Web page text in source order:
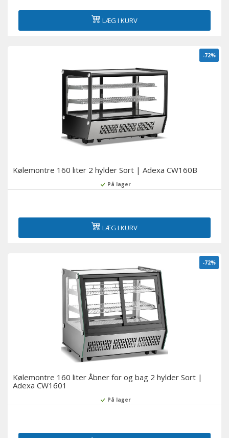
LÆG I KURV
-72%
Kølemontre 160 liter 2 hylder Sort | Adexa CW160B
På lager
LÆG I KURV
-72%
Kølemontre 160 liter Åbner for og bag 2 hylder Sort |
Adexa CW1601
På lager